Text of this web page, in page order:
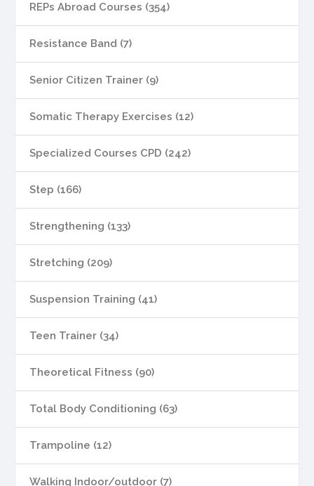
REPs Abroad Courses (354)
Resistance Band (7)
Senior Citizen Trainer (9)
Somatic Therapy Exercises (12)
Specialized Courses CPD (242)
Step (166)
Strengthening (133)
Stretching (209)
Suspension Training (41)
Teen Trainer (34)
Theoretical Fitness (90)
Total Body Conditioning (63)
Trampoline (12)
Walking Indoor/outdoor (7)